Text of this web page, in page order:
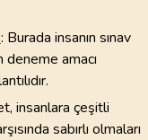
: Burada insanın sınav
deneme amacı
insanlara çeşitli
sabırlı olmaları